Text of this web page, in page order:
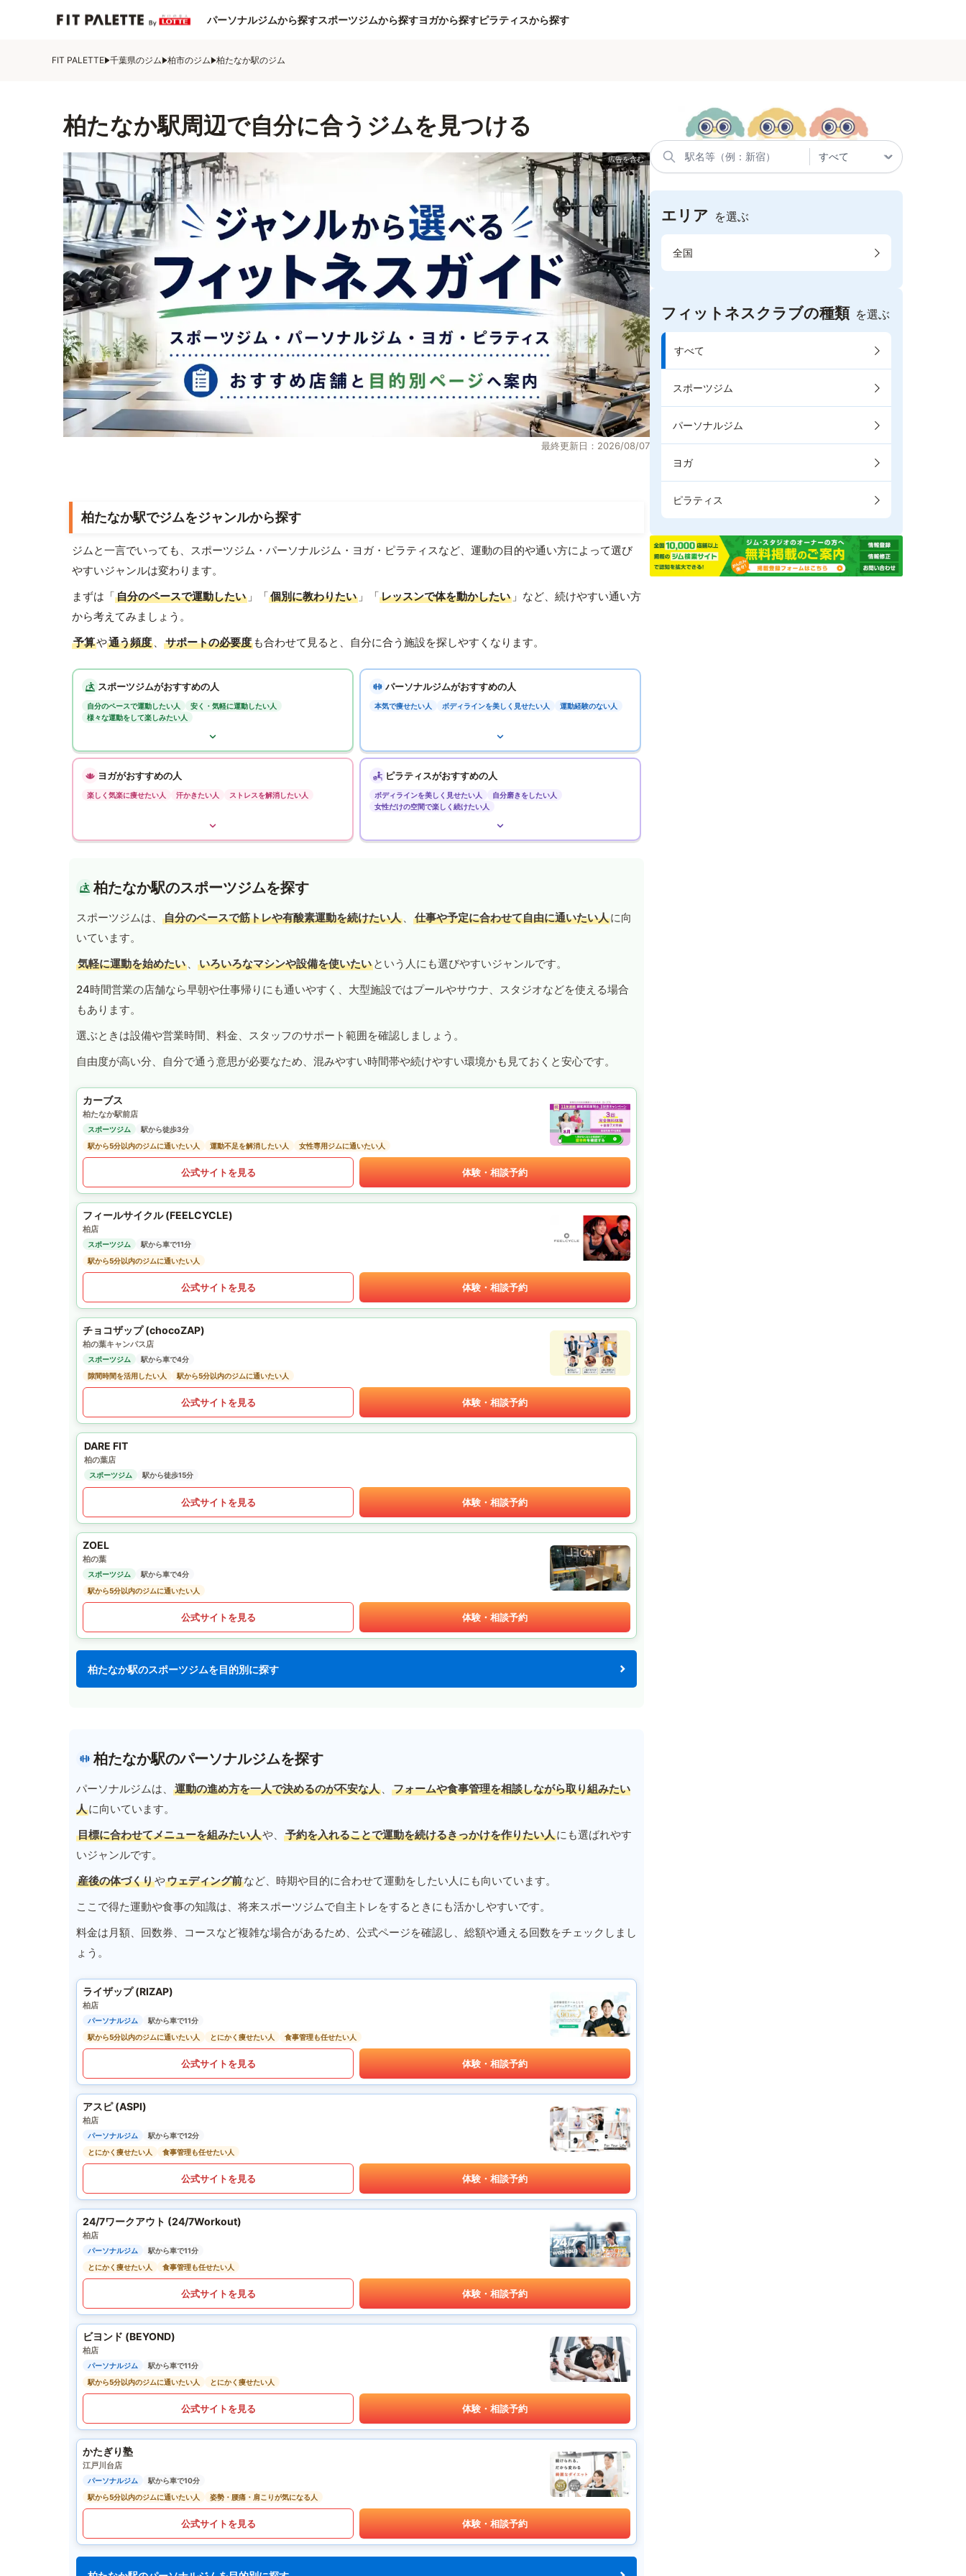
パーソナルジムから探すスポーツジムから探すヨガから探すピラティスから探す
FIT PALETTE 千葉県のジム 柏市のジム 柏たなか駅のジム
柏たなか駅周辺で自分に合うジムを見つける
最終更新日：2026/08/07
柏たなか駅でジムをジャンルから探す
ジムと一言でいっても、スポーツジム・パーソナルジム・ヨガ・ピラティスなど、運動の目的や通い方によって選び
やすいジャンルは変わります。
まずは「自分のペースで運動したい 」「個別に教わりたい 」「レッスンで体を動かしたい 」など、続けやすい通い方
から考えてみましょう。
予算や通う頻度 、 サポートの必要度 も合わせて見ると、自分に合う施設を探しやすくなります。
スポーツジムがおすすめの人
自分のペースで運動したい人
安く・気軽に運動したい人
様々な運動をして楽しみたい人
パーソナルジムがおすすめの人
本気で痩せたい人 ボディラインを美しく見せたい人 運動経験のない人
ヨガがおすすめの人
楽しく気楽に痩せたい人 汗かきたい人 ストレスを解消したい人
ピラティスがおすすめの人
ボディラインを美しく見せたい人
自分磨きをしたい人
女性だけの空間で楽しく続けたい人
柏たなか駅のスポーツジムを探す
スポーツジムは、 自分のペースで筋トレや有酸素運動を続けたい人 、 仕事や予定に合わせて自由に通いたい人に向
いています。
気軽に運動を始めたい 、 いろいろなマシンや設備を使いたい という人にも選びやすいジャンルです。
24時間営業の店舗なら早朝や仕事帰りにも通いやすく、大型施設ではプールやサウナ、スタジオなどを使える場合
もあります。
選ぶときは設備や営業時間、料金、スタッフのサポート範囲を確認しましょう。
自由度が高い分、自分で通う意思が必要なため、混みやすい時間帯や続けやすい環境かも見ておくと安心です。
カーブス
柏たなか駅前店
スポーツジム
駅から徒歩3分
駅から5分以内のジムに通いたい人
運動不足を解消したい人 女性専用ジムに通いたい人
公式サイトを見る 体験・相談予約
フィールサイクル (FEELCYCLE)
柏店
スポーツジム
駅から車で11分
駅から5分以内のジムに通いたい人
公式サイトを見る 体験・相談予約
チョコザップ (chocoZAP)
柏の葉キャンパス店
スポーツジム
駅から車で4分
隙間時間を活用したい人
駅から5分以内のジムに通いたい人
公式サイトを見る 体験・相談予約
DARE FIT
柏の葉店
スポーツジム 駅から徒歩15分
公式サイトを見る 体験・相談予約
ZOEL
柏の葉
スポーツジム
駅から車で4分
駅から5分以内のジムに通いたい人
公式サイトを見る 体験・相談予約
柏たなか駅のスポーツジムを目的別に探す
柏たなか駅のパーソナルジムを探す
パーソナルジムは、 運動の進め方を一人で決めるのが不安な人 、
フォームや食事管理を相談しながら取り組みたい
人に向いています。
目標に合わせてメニューを組みたい人や、 予約を入れることで運動を続けるきっかけを作りたい人にも選ばれやす
いジャンルです。
産後の体づくりやウェディング前など、時期や目的に合わせて運動をしたい人にも向いています。
ここで得た運動や食事の知識は、将来スポーツジムで自主トレをするときにも活かしやすいです。
料金は月額、回数券、コースなど複雑な場合があるため、公式ページを確認し、総額や通える回数をチェックしまし
ょう。
ライザップ (RIZAP)
柏店
パーソナルジム
駅から車で11分
駅から5分以内のジムに通いたい人
とにかく痩せたい人 食事管理も任せたい人
公式サイトを見る 体験・相談予約
アスピ (ASPI)
柏店
パーソナルジム
駅から車で12分
とにかく痩せたい人
食事管理も任せたい人
公式サイトを見る 体験・相談予約
24/7ワークアウト (24/7Workout)
柏店
パーソナルジム
駅から車で11分
とにかく痩せたい人
食事管理も任せたい人
公式サイトを見る 体験・相談予約
ビヨンド (BEYOND)
柏店
パーソナルジム
駅から車で11分
駅から5分以内のジムに通いたい人
とにかく痩せたい人
公式サイトを見る 体験・相談予約
かたぎり塾
江戸川台店
パーソナルジム
駅から車で10分
駅から5分以内のジムに通いたい人
姿勢・腰痛・肩こりが気になる人
公式サイトを見る 体験・相談予約
エリア を選ぶ
全国
フィットネスクラブの種類 を選ぶ
すべて
スポーツジム
パーソナルジム
ヨガ
ピラティス